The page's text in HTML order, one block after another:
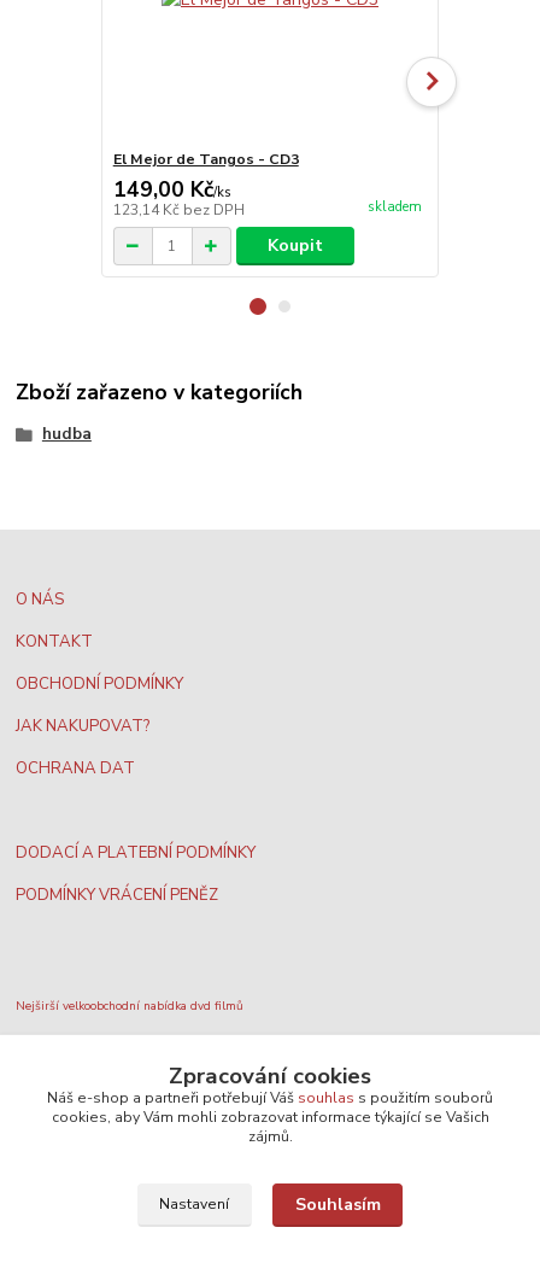
El Mejor de Tangos - CD3
149,00 Kč/ks
123,14 Kč bez DPH skladem
Koupit
Zboží zařazeno v kategoriích
hudba
O NÁS
KONTAKT
OBCHODNÍ PODMÍNKY
JAK NAKUPOVAT?
OCHRANA DAT
DODACÍ A PLATEBNÍ PODMÍNKY
PODMÍNKY VRÁCENÍ PENĚZ
Nejširší velkoobchodní nabídka dvd filmů
Plážový volejbal, rezervace kurtůZpracování cookies
Náš e-shop a partneři potřebují Váš souhlas s použitím souborů
cookies, aby Vám mohli zobrazovat informace týkající se Vašich
zájmů.
Nastavení Souhlasím